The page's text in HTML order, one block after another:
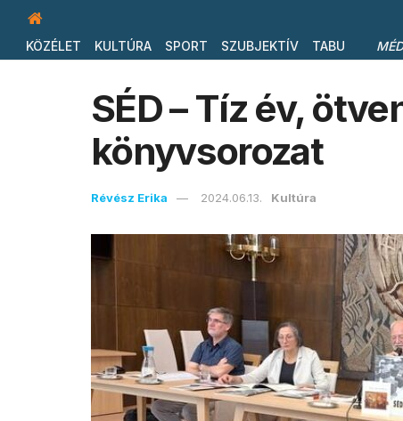
KÖZÉLET KULTÚRA SPORT SZUBJEKTÍV TABU
SÉD – Tíz év,
könyvsorozat
Révész Erika 2024.06.13. Kultúra